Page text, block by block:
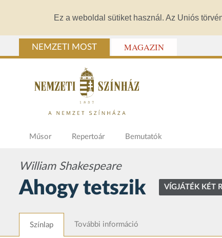
Ez a weboldal sütiket használ. Az Uniós
NEMZETI MOST MAGAZIN
Műsor Repertoár Bemutatók
William Shakespeare
Ahogy tetszik VÍGJÁTÉK KÉT
Színlap További információ